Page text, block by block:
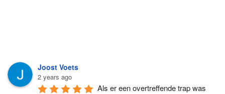
Joost Voets
2 years ago
Als er een overtreffende trap was